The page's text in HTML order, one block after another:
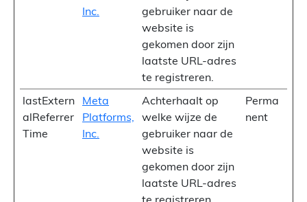
Inc.
gebruiker naar de
website is
gekomen door zijn
laatste URL-adres
te registreren.
lastExtern
alReferrer
Time
Meta
Platforms,
Inc.
Achterhaalt op
welke wijze de
gebruiker naar de
website is
gekomen door zijn
laatste URL-adres
te registreren.
Perma
nent